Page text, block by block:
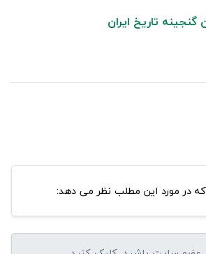
تاریخ ایران
که در مورد این مطلب نظر می دهد: